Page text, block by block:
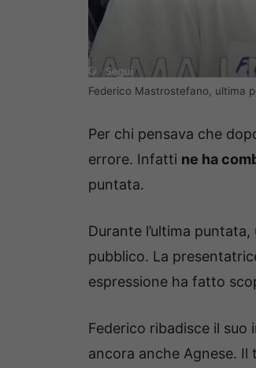
Federico Mastrostefano, ultima
Per chi pensava che
errore. Infatti ne ha
puntata.
Durante l’ultima
pubblico. La
espressione ha fatto
Federico ribadisce il suo
ancora anche Agnese.